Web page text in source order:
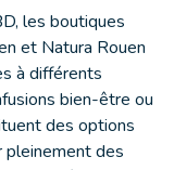
les boutiques
et Natura Rouen
à différents
bien-être ou
des options
des